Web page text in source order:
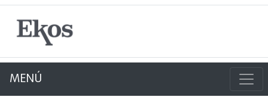
MENÚ